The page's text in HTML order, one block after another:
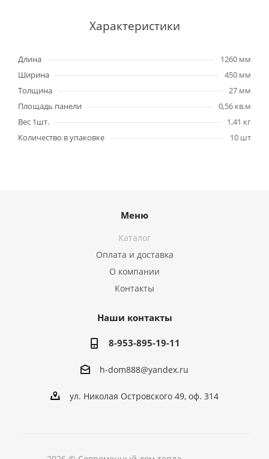
Характеристики
Длина
1260 мм
Ширина
450 мм
Толщина
27 мм
Площадь панели
0,56 кв.м
Вес 1шт.
1,41 кг
Количество в упаковке
10 шт
Меню
Каталог
Оплата и доставка
О компании
Контакты
Наши контакты
8-953-895-19-11
h-dom888@yandex.ru
ул. Николая Островского 49, оф. 314